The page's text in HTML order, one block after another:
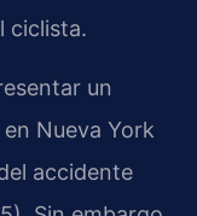
ciclista.
un
Nueva York
accidente